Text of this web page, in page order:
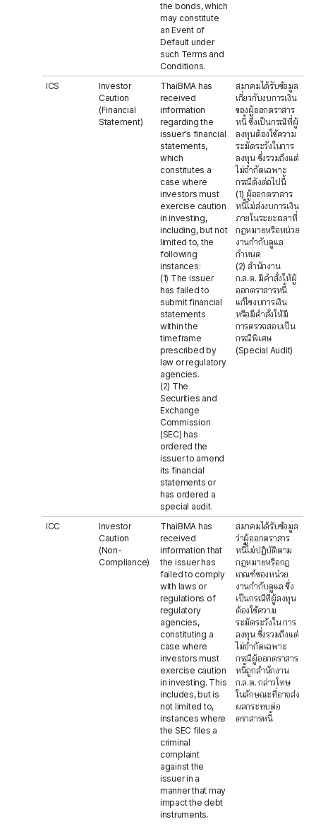
the bonds, which
may constitute
an Event of
Default under
such Terms and
Conditions.
ICS
Investor
Caution
(Financial
Statement)
ThaiBMA has
received
information
regarding the
issuer's financial
statements,
which
constitutes a
case where
investors must
exercise caution
in investing,
including, but not
limited to, the
following
instances:
(1) The issuer
has failed to
submit financial
statements
within the
timeframe
prescribed by
law or regulatory
agencies.
(2) The
Securities and
Exchange
Commission
(SEC) has
ordered the
issuer to amend
its financial
statements or
has ordered a
special audit.
สมาคมได้รับข้อมูล
เกี่ยวกับงบการเงิน
ของผู้ออกตราสาร
หนี้ ซึ่งเป็นกรณีที่ผู้
ลงทุนต้องใช้ความ
ระมัดระวังในการ
ลงทุน ซึ่งรวมถึงแต่
ไม่จำกัดเฉพาะ
กรณีดังต่อไปนี้
(1) ผู้ออกตราสาร
หนี้ไม่ส่งงบการเงิน
ภายในระยะเวลาที่
กฎหมายหรือหน่วย
งานกำกับดูแล
กำหนด
(2) สำนักงาน
ก.ล.ต. มีคำสั่งให้ผู้
ออกตราสารหนี้
แก้ไขงบการเงิน
หรือมีคำสั่งให้มี
การตรวจสอบเป็น
กรณีพิเศษ
(Special Audit)
ICC
Investor
Caution
(Non-
Compliance)
ThaiBMA has
received
information that
the issuer has
failed to comply
with laws or
regulations of
regulatory
agencies,
constituting a
case where
investors must
exercise caution
in investing. This
includes, but is
not limited to,
instances where
the SEC files a
criminal
complaint
against the
issuer in a
manner that may
impact the debt
instruments.
สมาคมได้รับข้อมูล
ว่าผู้ออกตราสาร
หนี้ไม่ปฏิบัติตาม
กฎหมายหรือกฎ
เกณฑ์ของหน่วย
งานกำกับดูแล ซึ่ง
เป็นกรณีที่ผู้ลงทุน
ต้องใช้ความ
ระมัดระวังใน การ
ลงทุน ซึ่งรวมถึงแต่
ไม่จำกัดเฉพาะ
กรณีผู้ออกตราสาร
หนี้ถูกสำนักงาน
ก.ล.ต. กล่าวโทษ
ในลักษณะที่อาจส่ง
ผลกระทบต่อ
ตราสารหนี้